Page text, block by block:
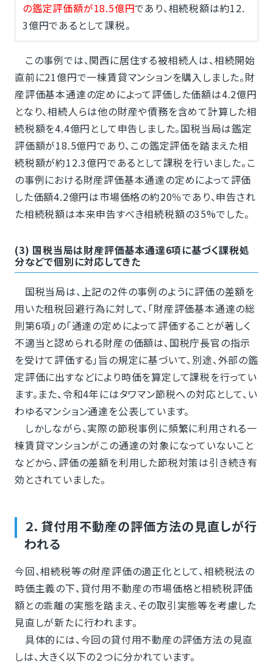
の鑑定評価額が18.5億円であり、相続税額は約12.
3億円であるとして課税。
この事例では、関西に居住する被相続人は、相続開始
直前に21億円で一棟賃貸マンションを購入しました。財
産評価基本通達の定めによって評価した価額は4.2億円
となり、相続人らは他の財産や債務を含めて計算した相
続税額を4.4億円として申告しました。国税当局は鑑定
評価額が18.5億円であり、この鑑定評価を踏まえた相
続税額が約12.3億円であるとして課税を行いました。こ
の事例における財産評価基本通達の定めによって評価
した価額4.2億円は市場価格の約20％であり、申告され
た相続税額は本来申告すべき相続税額の35%でした。
(3) 国税当局は財産評価基本通達6項に基づく課税処
分などで個別に対応してきた
国税当局は、上記の2件の事例のように評価の差額を
用いた租税回避行為に対して、「財産評価基本通達の総
則第6項」の「通達の定めによって評価することが著しく
不適当と認められる財産の価額は、国税庁長官の指示
を受けて評価する」旨の規定に基づいて、別途、外部の鑑
定評価に出すなどにより時価を算定して課税を行ってい
ます。また、令和4年にはタワマン節税への対応として、い
わゆるマンション通達を公表しています。
しかしながら、実際の節税事例に頻繁に利用される一
棟賃貸マンションがこの通達の対象になっていないこと
などから、評価の差額を利用した節税対策は引き続き有
効とされていました。
２．貸付用不動産の評価方法の見直しが行
われる
今回、相続税等の財産評価の適正化として、相続税法の
時価主義の下、貸付用不動産の市場価格と相続税評価
額との乖離の実態を踏まえ、その取引実態等を考慮した
見直しが新たに行われます。
具体的には、今回の貸付用不動産の評価方法の見直
しは、大きく以下の２つに分かれています。